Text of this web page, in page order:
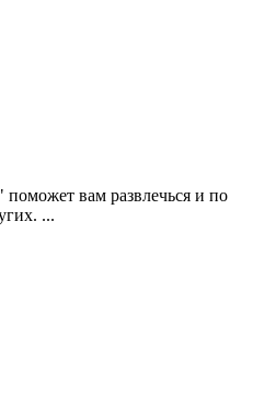
поможет вам развлечься и по
...